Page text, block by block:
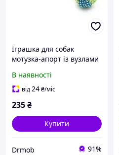
Іграшка для собак
мотузка-апорт із вузлами
петлею розмір 6 см колір
зелений синій із
В наявності
від24₴/міс
235₴
Купити
Drmob 91%